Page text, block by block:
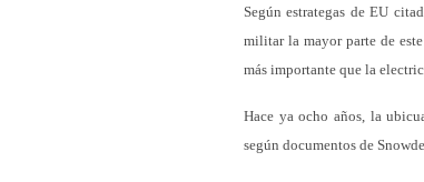
Según estrategas de EU
militar la mayor parte de
más importante que la
Hace ya ocho años, la
según documentos de